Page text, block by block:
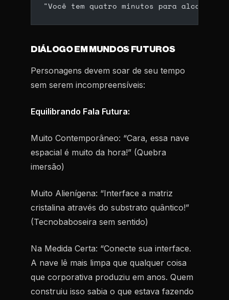
"Você tem quatro minutos para alcançar
DIÁLOGO EM MUNDOS FUTUROS
Personagens devem soar de seu tempo
sem serem incompreensíveis:
Equilibrando Fala Futura:
Muito Contemporâneo: “Cara, essa nave
espacial é muito da hora!” (Quebra
imersão)
Muito Alienígena: “Interface a matriz
cristalina através do substrato quântico!”
(Tecnobaboseira sem sentido)
Na Medida Certa: “Conecte sua interface.
A nave lê mais limpa que qualquer coisa
que corporativa produziu em anos. Quem
construiu isso sabia o que estava fazendo